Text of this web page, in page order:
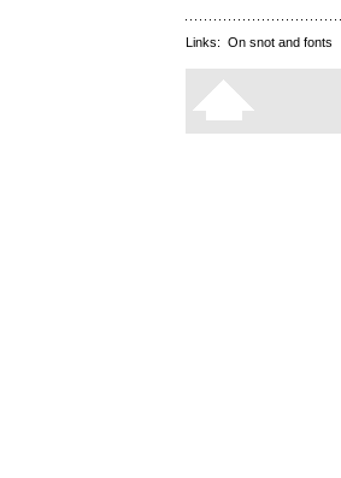
Links: On snot and fonts